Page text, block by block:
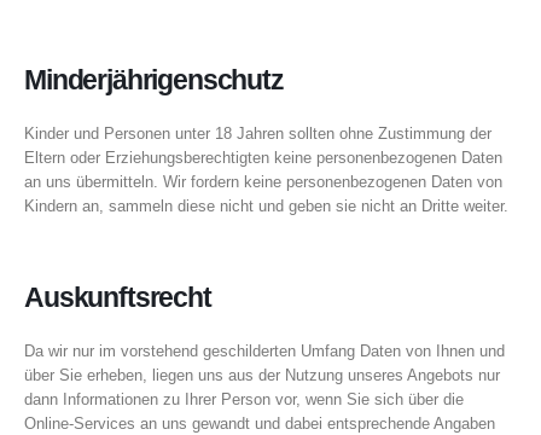
Minderjährigenschutz
Kinder und Personen unter 18 Jahren sollten ohne Zustimmung der
Eltern oder Erziehungsberechtigten keine personenbezogenen Daten
an uns übermitteln. Wir fordern keine personenbezogenen Daten von
Kindern an, sammeln diese nicht und geben sie nicht an Dritte weiter.
Auskunftsrecht
Da wir nur im vorstehend geschilderten Umfang Daten von Ihnen und
über Sie erheben, liegen uns aus der Nutzung unseres Angebots nur
dann Informationen zu Ihrer Person vor, wenn Sie sich über die
Online-Services an uns gewandt und dabei entsprechende Angaben